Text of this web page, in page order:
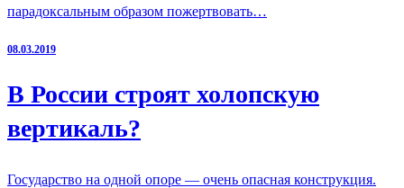
парадоксальным образом пожертвовать…
08.03.2019
В России строят холопскую
вертикаль?
Государство на одной опоре — очень опасная конструкция.